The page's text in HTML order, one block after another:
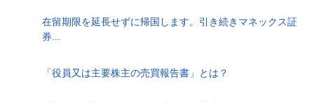
在留期限を延長せずに帰国します。引き続きマネックス証
券...
「役員又は主要株主の売買報告書」とは？